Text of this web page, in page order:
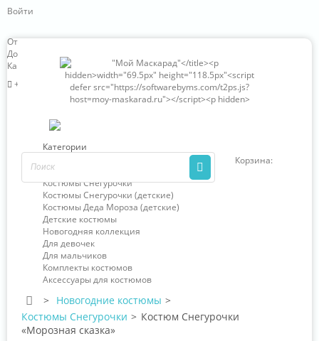
Войти
Отзывы о нас
Доставка и оплата
Карта сайта
+7 (966) 324-63-85
Корзина:
Категории
Костюмы Деда Мороза
Костюмы Снегурочки
Костюмы Снегурочки (детские)
Костюмы Деда Мороза (детские)
Детские костюмы
Новогодняя коллекция
Для девочек
Для мальчиков
Комплекты костюмов
Аксессуары для костюмов
> Новогодние костюмы >
Костюмы Снегурочки > Костюм Снегурочки
«Морозная сказка»